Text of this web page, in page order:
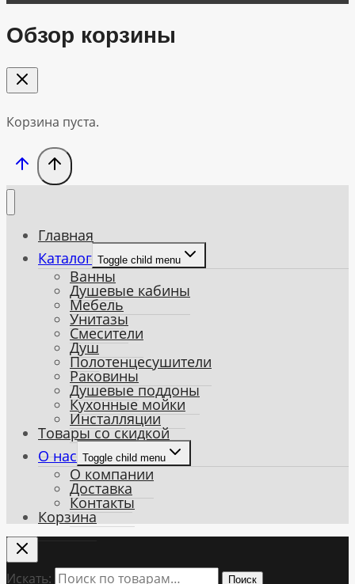
Обзор корзины
Корзина пуста.
Главная
Каталог Toggle child menu
Ванны
Душевые кабины
Мебель
Унитазы
Смесители
Душ
Полотенцесушители
Раковины
Душевые поддоны
Кухонные мойки
Инсталляции
Товары со скидкой
О нас Toggle child menu
О компании
Доставка
Контакты
Корзина
Искать: Поиск